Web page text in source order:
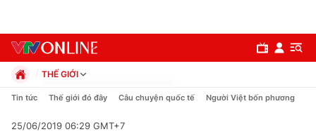
THẾ GIỚI
Chính trị
Pháp luật
Tin tức Thế giới đó đây Câu chuyện quốc tế Người Việt bốn phương
25/06/2019 06:29 GMT+7